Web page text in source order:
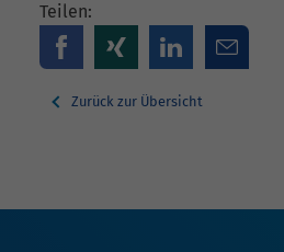
Teilen:
Zurück zur Übersicht